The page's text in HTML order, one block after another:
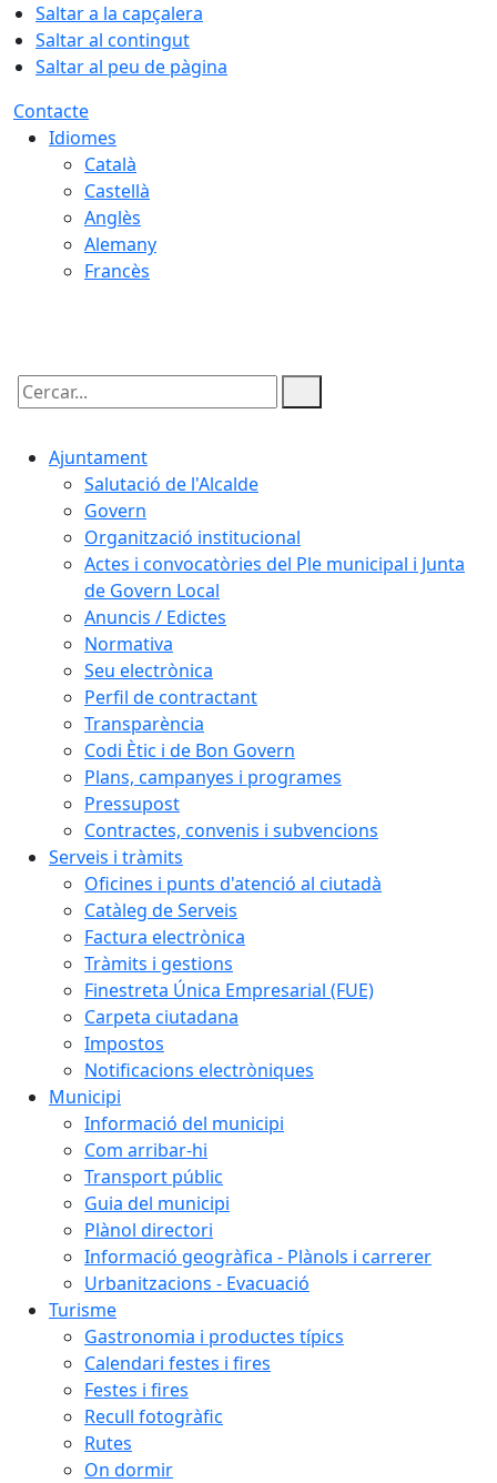
Saltar a la capçalera
Saltar al contingut
Saltar al peu de pàgina
Contacte
Idiomes
Català
Castellà
Anglès
Alemany
Francès
Cercar:
Ajuntament
Salutació de l'Alcalde
Govern
Organització institucional
Actes i convocatòries del Ple municipal i Junta
de Govern Local
Anuncis / Edictes
Normativa
Seu electrònica
Perfil de contractant
Transparència
Codi Ètic i de Bon Govern
Plans, campanyes i programes
Pressupost
Contractes, convenis i subvencions
Serveis i tràmits
Oficines i punts d'atenció al ciutadà
Catàleg de Serveis
Factura electrònica
Tràmits i gestions
Finestreta Única Empresarial (FUE)
Carpeta ciutadana
Impostos
Notificacions electròniques
Municipi
Informació del municipi
Com arribar-hi
Transport públic
Guia del municipi
Plànol directori
Informació geogràfica - Plànols i carrerer
Urbanitzacions - Evacuació
Turisme
Gastronomia i productes típics
Calendari festes i fires
Festes i fires
Recull fotogràfic
Rutes
On dormir